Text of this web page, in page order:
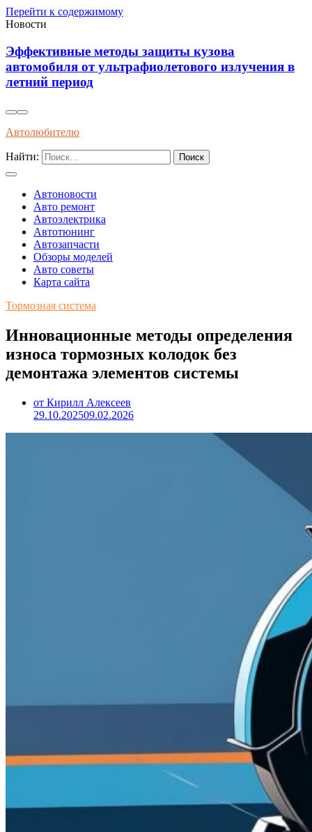
Перейти к содержимому
Новости
Эффективные методы защиты кузова
автомобиля от ультрафиолетового излучения в
летний период
Автолюбителю
Найти:
Автоновости
Авто ремонт
Автоэлектрика
Автотюнинг
Автозапчасти
Обзоры моделей
Авто советы
Карта сайта
Тормозная система
Инновационные методы определения
износа тормозных колодок без
демонтажа элементов системы
от Кирилл Алексеев
29.10.202509.02.2026